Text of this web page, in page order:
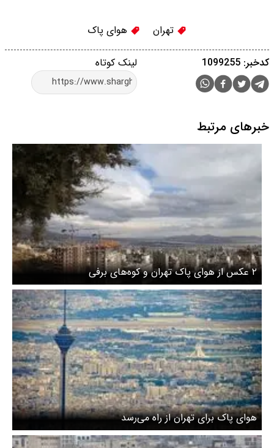
تهران هوای پاک
لینک کوتاه کدخبر: 1099255
خبرهای مرتبط
۲ عکس از هوای پاک تهران و کوه‌‌های برفی
هوای پاک برای تهران از راه می‌رسد